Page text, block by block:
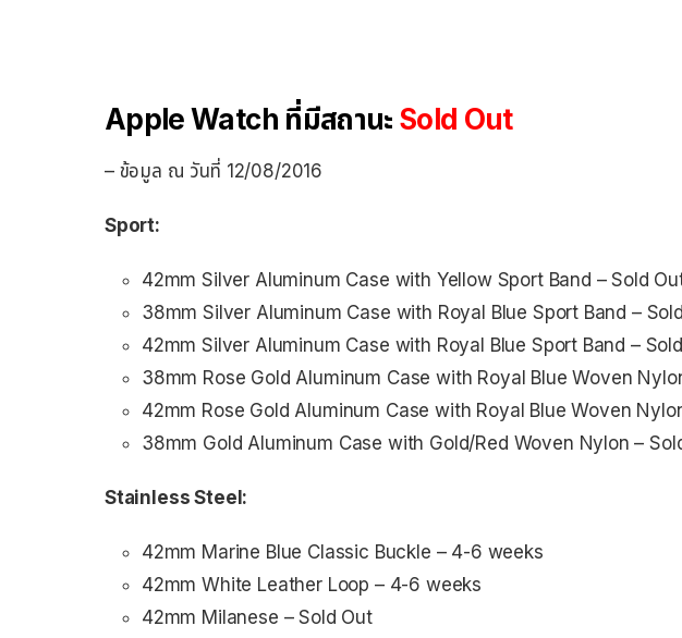
Apple Watch ที่มีสถานะ Sold Out
– ข้อมูล ณ วันที่ 12/08/2016
Sport:
42mm Silver Aluminum Case with Yellow Sport Band – Sold
38mm Silver Aluminum Case with Royal Blue Sport Band –
42mm Silver Aluminum Case with Royal Blue Sport Band –
38mm Rose Gold Aluminum Case with Royal Blue Woven
42mm Rose Gold Aluminum Case with Royal Blue Woven
38mm Gold Aluminum Case with Gold/Red Woven Nylon –
Stainless Steel:
42mm Marine Blue Classic Buckle – 4-6 weeks
42mm White Leather Loop – 4-6 weeks
42mm Milanese – Sold Out